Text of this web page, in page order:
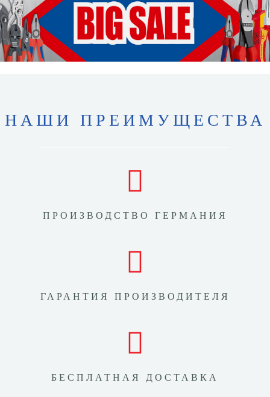
НАШИ ПРЕИМУЩЕСТВА
ПРОИЗВОДСТВО ГЕРМАНИЯ
ГАРАНТИЯ ПРОИЗВОДИТЕЛЯ
БЕСПЛАТНАЯ ДОСТАВКА